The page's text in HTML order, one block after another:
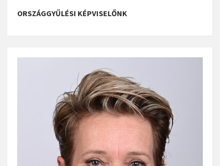
ORSZÁGGYŰLÉSI KÉPVISELŐNK